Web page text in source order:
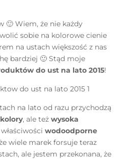
🙂 Wiem, że nie każdy
sobie na kolorowe cienie
na ustach większość z nas
bardziej 🙂 Stąd moje
do ust na lato 2015!
na lato od razu przychodzą
, ale też wysoka
wodoodporne
wiele marek forsuje teraz
ale jestem przekonana, że